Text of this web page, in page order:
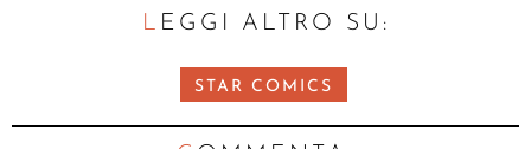
LEGGI ALTRO SU:
STAR COMICS